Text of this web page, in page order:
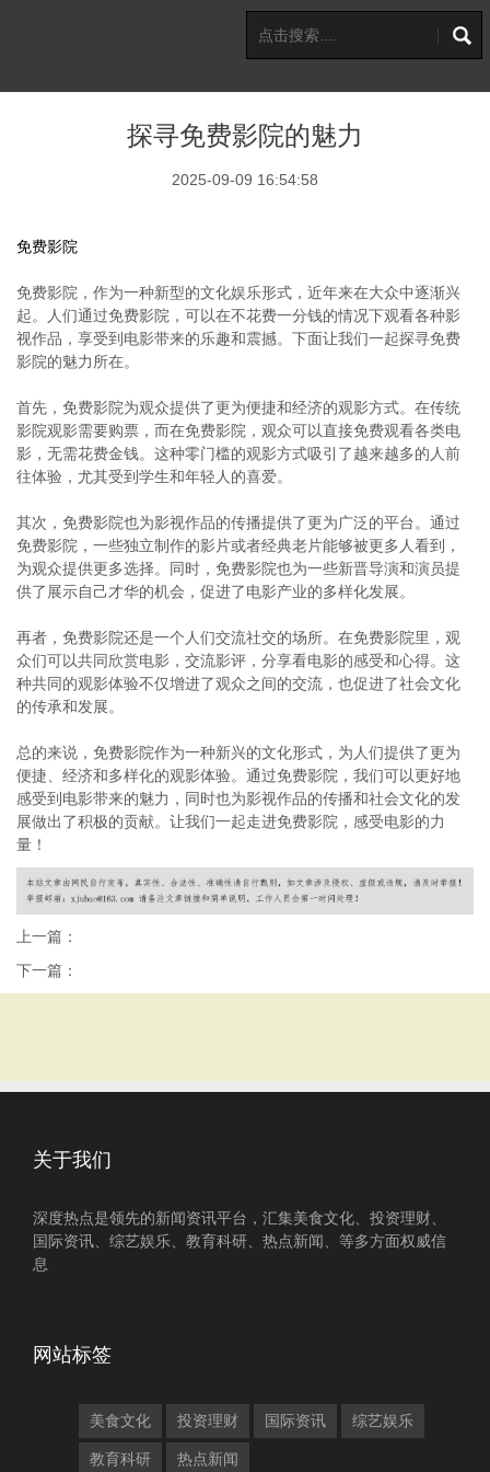
探寻免费影院的魅力
2025-09-09 16:54:58
免费影院
免费影院，作为一种新型的文化娱乐形式，近年来在大众中逐渐兴
起。人们通过免费影院，可以在不花费一分钱的情况下观看各种影
视作品，享受到电影带来的乐趣和震撼。下面让我们一起探寻免费
影院的魅力所在。
首先，免费影院为观众提供了更为便捷和经济的观影方式。在传统
影院观影需要购票，而在免费影院，观众可以直接免费观看各类电
影，无需花费金钱。这种零门槛的观影方式吸引了越来越多的人前
往体验，尤其受到学生和年轻人的喜爱。
其次，免费影院也为影视作品的传播提供了更为广泛的平台。通过
免费影院，一些独立制作的影片或者经典老片能够被更多人看到，
为观众提供更多选择。同时，免费影院也为一些新晋导演和演员提
供了展示自己才华的机会，促进了电影产业的多样化发展。
再者，免费影院还是一个人们交流社交的场所。在免费影院里，观
众们可以共同欣赏电影，交流影评，分享看电影的感受和心得。这
种共同的观影体验不仅增进了观众之间的交流，也促进了社会文化
的传承和发展。
总的来说，免费影院作为一种新兴的文化形式，为人们提供了更为
便捷、经济和多样化的观影体验。通过免费影院，我们可以更好地
感受到电影带来的魅力，同时也为影视作品的传播和社会文化的发
展做出了积极的贡献。让我们一起走进免费影院，感受电影的力
量！
上一篇：
下一篇：
关于我们
深度热点是领先的新闻资讯平台，汇集美食文化、投资理财、
国际资讯、综艺娱乐、教育科研、热点新闻、等多方面权威信
息
网站标签
美食文化 投资理财 国际资讯 综艺娱乐
教育科研 热点新闻